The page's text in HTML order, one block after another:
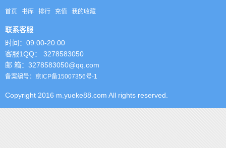
首页 书库 排行 充值 我的收藏
联系客服
时间：09:00-20:00
客服1QQ： 3278583050
邮 箱：3278583050@qq.com
备案编号：京ICP备15007356号-1
Copyright 2016 m.yueke88.com All rights reserved.